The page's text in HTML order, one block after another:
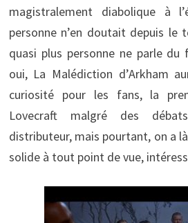
magistralement diabolique à
personne n’en doutait depuis le
quasi plus personne ne parle
oui, La Malédiction d’Arkham
curiosité pour les fans, la
Lovecraft malgré des
distributeur, mais pourtant, on a
solide à tout point de vue,